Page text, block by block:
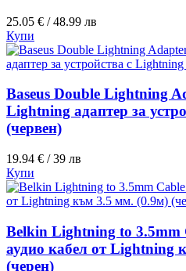
25.05 € / 48.99 лв
Купи
Baseus Double Lightning
Lightning адаптер за
(червен)
19.94 € / 39 лв
Купи
Belkin Lightning to 3.5mm
аудио кабел от Lightning
(черен)